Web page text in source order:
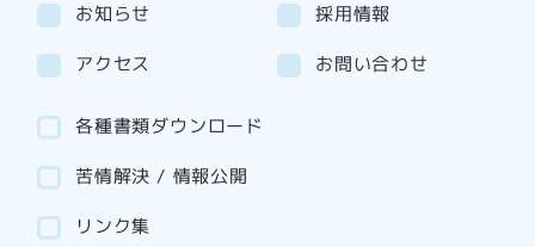
お知らせ
採用情報
アクセス
お問い合わせ
各種書類ダウンロード
苦情解決 / 情報公開
リンク集